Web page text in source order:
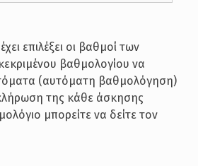
επιλέξει οι βαθμοί των
βαθμολογίου να
(αυτόματη βαθμολόγηση)
της κάθε άσκησης
μπορείτε να δείτε τον